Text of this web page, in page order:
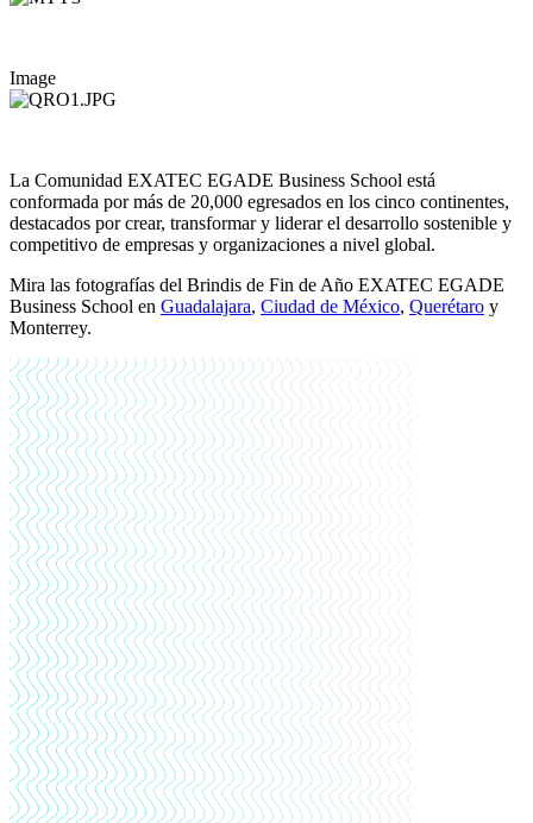
Image
La Comunidad EXATEC EGADE Business School está
conformada por más de 20,000 egresados en los cinco continentes,
destacados por crear, transformar y liderar el desarrollo sostenible y
competitivo de empresas y organizaciones a nivel global.
Mira las fotografías del Brindis de Fin de Año EXATEC EGADE
Business School en Guadalajara, Ciudad de México, Querétaro y
Monterrey.